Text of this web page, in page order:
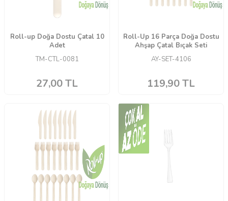
Roll-up Doğa Dostu Çatal 10
Adet
TM-CTL-0081
27,00TL
Roll-Up 16 Parça Doğa Dostu
Ahşap Çatal Bıçak Seti
AY-SET-4106
119,90TL